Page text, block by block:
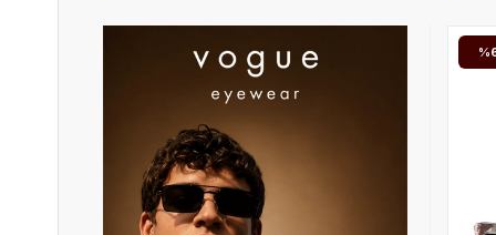
%64 İNDIRIM.